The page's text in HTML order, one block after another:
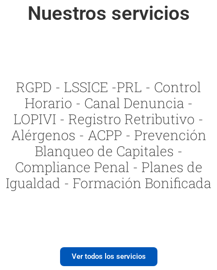
Nuestros servicios
RGPD - LSSICE -PRL - Control
Horario - Canal Denuncia -
LOPIVI - Registro Retributivo -
Alérgenos - ACPP - Prevención
Blanqueo de Capitales -
Compliance Penal - Planes de
Igualdad - Formación Bonificada
Ver todos los servicios